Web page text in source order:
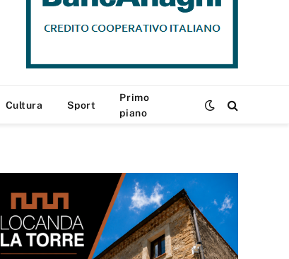
Cultura Sport
Primo
piano